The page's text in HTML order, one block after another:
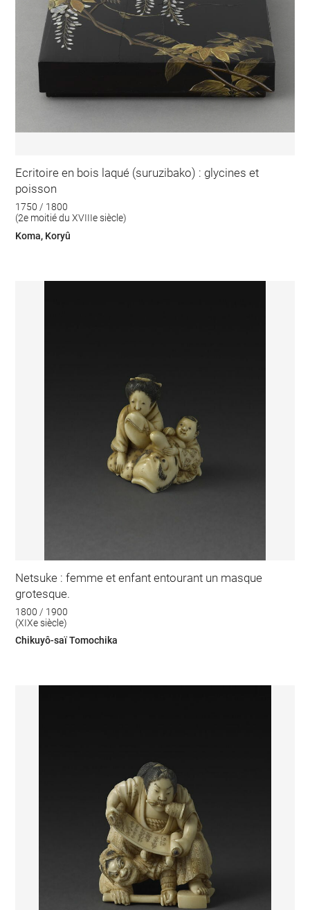
Ecritoire en bois laqué (suruzibako) : glycines et
poisson
1750 / 1800
(2e moitié du XVIIIe siècle)
Koma, Koryû
Netsuke : femme et enfant entourant un masque
grotesque.
1800 / 1900
(XIXe siècle)
Chikuyô-saï Tomochika